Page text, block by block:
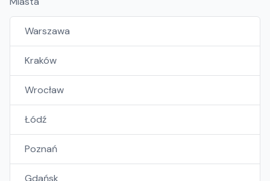
Warszawa
Kraków
Wrocław
Łódź
Poznań
Gdańsk